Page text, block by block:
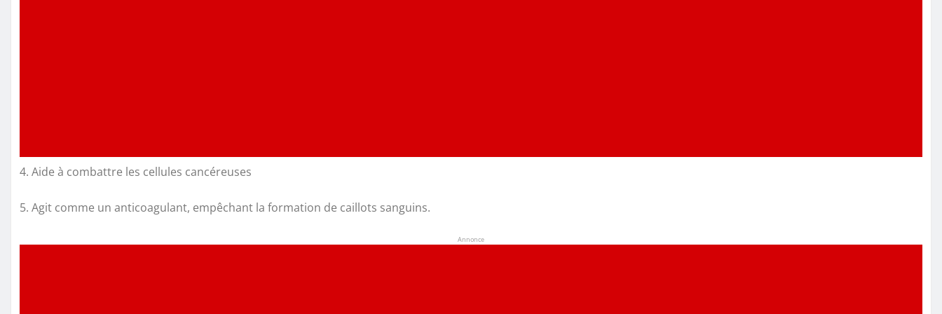
4. Aide à combattre les cellules cancéreuses
5. Agit comme un anticoagulant, empêchant la formation de caillots sanguins.
Annonce